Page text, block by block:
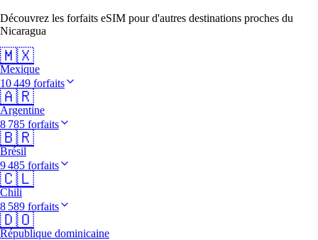
Découvrez les forfaits eSIM pour d'autres destinations proches du
Nicaragua
🇲🇽
Mexique
10 449 forfaits
🇦🇷
Argentine
8 785 forfaits
🇧🇷
Brésil
9 485 forfaits
🇨🇱
Chili
8 589 forfaits
🇩🇴
République dominicaine